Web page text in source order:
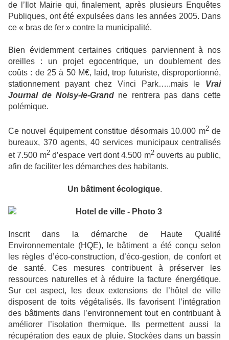
de l’Ilot Mairie qui, finalement, après plusieurs Enquêtes
Publiques, ont été expulsées dans les années 2005. Dans
ce « bras de fer » contre la municipalité.
Bien évidemment certaines critiques parviennent à nos
oreilles : un projet egocentrique, un doublement des
coûts : de 25 à 50 M€, laid, trop futuriste, disproportionné,
stationnement payant chez Vinci Park…..mais le Vrai
Journal de Noisy-le-Grand ne rentrera pas dans cette
polémique.
Ce nouvel équipement constitue désormais 10.000 m2de
bureaux, 370 agents, 40 services municipaux centralisés
et 7.500 m2d’espace vert dont 4.500 m2ouverts au public,
afin de faciliter les démarches des habitants.
Un bâtiment écologique.
Inscrit dans la démarche de Haute Qualité
Environnementale (HQE), le bâtiment a été conçu selon
les règles d’éco-construction, d’éco-gestion, de confort et
de santé. Ces mesures contribuent à préserver les
ressources naturelles et à réduire la facture énergétique.
Sur cet aspect, les deux extensions de l’hôtel de ville
disposent de toits végétalisés. Ils favorisent l’intégration
des bâtiments dans l’environnement tout en contribuant à
améliorer l’isolation thermique. Ils permettent aussi la
récupération des eaux de pluie. Stockées dans un bassin